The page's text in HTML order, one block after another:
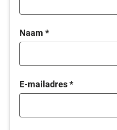
Naam *
E-mailadres*